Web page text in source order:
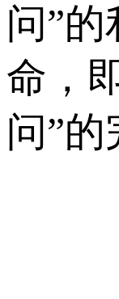
问”
命，
问”